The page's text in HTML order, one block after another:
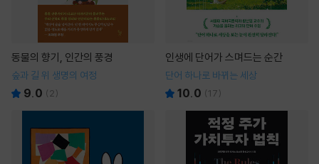
동물의 향기, 인간의 풍경
숲과 길 위 생명의 여정
9.0 ( 2)
인생에 단어가 스며드는 순간
단어 하나로 바뀌는 세상
10.0 (17)